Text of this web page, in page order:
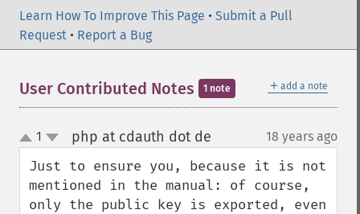
Learn How To Improve This Page • Submit a Pull
Request • Report a Bug
＋ add a note
User Contributed Notes 1 note
up
down
1 php at cdauth dot de 18 years ago
Just to ensure you, because it is not
mentioned in the manual: of course,
only the public key is exported, even